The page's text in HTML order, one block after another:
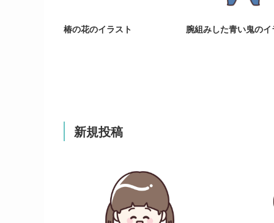
椿の花のイラスト 腕組みした青い鬼の
新規投稿